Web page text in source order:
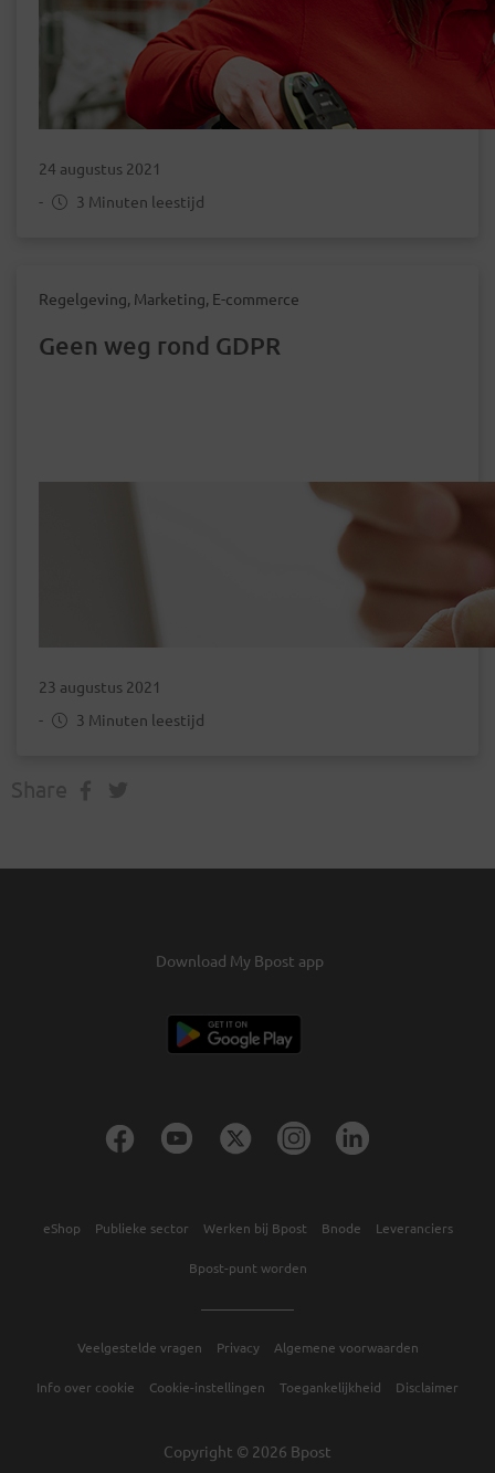
24 augustus 2021
-
3 Minuten leestijd
Regelgeving, Marketing, E-commerce
Geen weg rond GDPR
23 augustus 2021
-
3 Minuten leestijd
Download My Bpost app
Veelgestelde vragen Privacy Algemene voorwaarden
Info over cookie Cookie-instellingen Toegankelijkheid Disclaimer
eShop Publieke sector Werken bij Bpost Bnode Leveranciers
Bpost-punt worden
Copyright © 2026 Bpost